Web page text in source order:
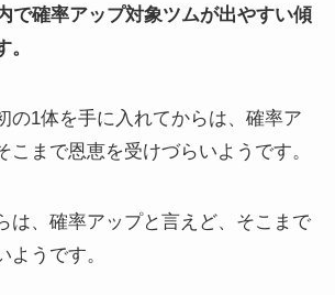
で確率アップ対象ツムが出やすい傾
の1体を手に入れてからは、確率ア
こまで恩恵を受けづらいようです。
は、確率アップと言えど、そこまで
ようです。